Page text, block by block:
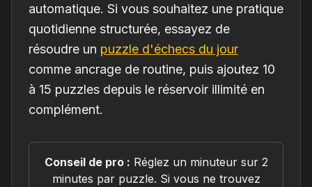
automatique. Si vous souhaitez une pratique
quotidienne structurée, essayez de
résoudre un puzzle d'échecs du jour
comme ancrage de routine, puis ajoutez 10
à 15 puzzles depuis le réservoir illimité en
complément.
Conseil de pro : Réglez un minuteur sur 2
minutes par puzzle. Si vous ne trouvez